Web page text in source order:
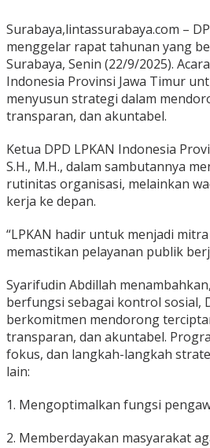
a
D
e
p
a
n
P
e
g
a
w
a
s
n
N
g
r
a
Surabaya,lintassurabaya.com –
menggelar rapat tahunan yang
Surabaya, Senin (22/9/2025).
Indonesia Provinsi Jawa Timur
menyusun strategi dalam
transparan, dan akuntabel.
Ketua DPD LPKAN Indonesia
S.H., M.H., dalam sambutannya
rutinitas organisasi, melainkan
kerja ke depan.
“LPKAN hadir untuk menjadi
memastikan pelayanan publik
Syarifudin Abdillah
berfungsi sebagai kontrol sosial,
berkomitmen mendorong
transparan, dan akuntabel.
fokus, dan langkah-langkah
lain:
1. Mengoptimalkan fungsi
2. Memberdayakan masyarakat